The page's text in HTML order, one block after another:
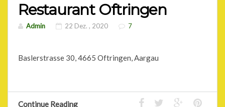
Restaurant Oftringen
Admin 22 Dez. , 2020 7
Baslerstrasse 30, 4665 Oftringen, Aargau
Continue Reading